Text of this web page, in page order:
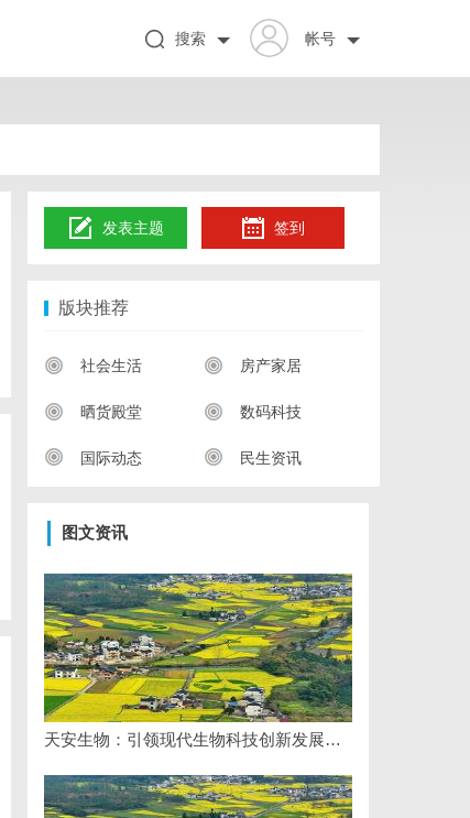
帐号
搜索
发表主题 签到
版块推荐
社会生活 房产家居
晒货殿堂 数码科技
国际动态 民生资讯
图文资讯
天安生物：引领现代生物科技创新发展的先锋企业